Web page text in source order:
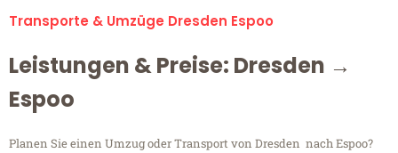
Transporte & Umzüge Dresden Espoo
Leistungen & Preise: Dresden →
Espoo
Planen Sie einen Umzug oder Transport von Dresden nach Espoo?